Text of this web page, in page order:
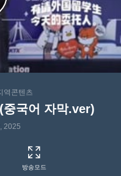
역콘텐츠
국어 자막.ver)
2025
방송모드